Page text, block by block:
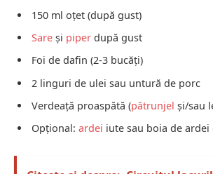
150 ml oțet (după gust)
Sare și piper după gust
Foi de dafin (2-3 bucăți)
2 linguri de ulei sau untură de porc
Verdeață proaspătă (pătrunjel și/sau
Opțional: ardei iute sau boia de